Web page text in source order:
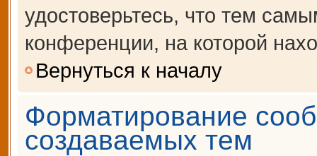
удостоверьтесь, что тем
конференции, на которой
Вернуться к началу
Форматирование
создаваемых тем